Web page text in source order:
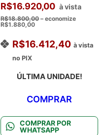
R$16.920,00 à vista
R$18.800,00– economize
R$1.880,00
R$16.412,40 à vista
no PIX
ÚLTIMA UNIDADE!
COMPRAR
COMPRAR POR
WHATSAPP